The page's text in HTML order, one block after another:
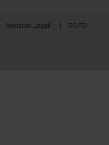
Menzioni Legali
RGPD